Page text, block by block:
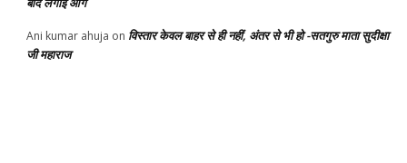
Ani kumar ahuja on विस्तार केवल बाहर से ही नहीं, अंतर से भी हो -सतगुरु माता सुदीक्षा
जी महाराज